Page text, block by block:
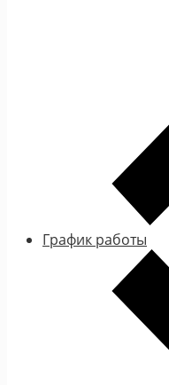
График работы